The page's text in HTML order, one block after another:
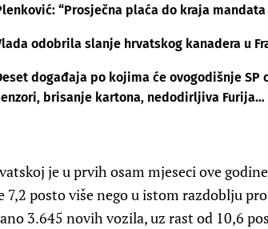
“Prosječna plaća do kraja mandata
odobrila slanje hrvatskog kanadera u
događaja po kojima će ovogodišnje
brisanje kartona, nedodirljiva Furija…
je u prvih osam mjeseci ove
7,2 posto više nego u istom razdoblju
3.645 novih vozila, uz rast od 10,6